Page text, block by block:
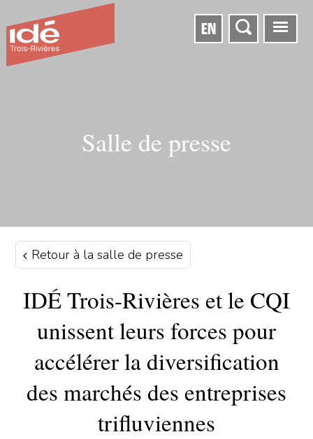
EN
Salle de presse
Retour à la salle de presse
IDÉ Trois-Rivières et le CQI
unissent leurs forces pour
accélérer la diversification
des marchés des entreprises
trifluviennes